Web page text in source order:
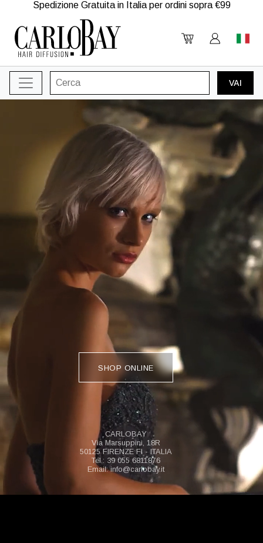
Spedizione Gratuita in Italia per ordini sopra €99
SHOP ONLINE
CARLOBAY
Via Marsuppini, 18R
50125 FIRENZE FI - ITALIA
Tel.: 39 055 6811876
Email: info@carlobay.it